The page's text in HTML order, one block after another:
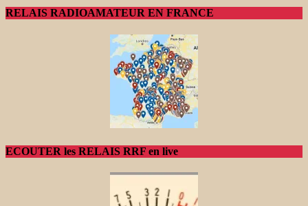
RELAIS RADIOAMATEUR EN FRANCE
ECOUTER les RELAIS RRF en live